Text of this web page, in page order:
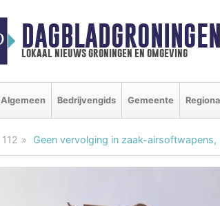
lokaal nieuws groningen en omgeving
Algemeen Bedrijvengids Gemeente
112 Geen vervolging in zaak-